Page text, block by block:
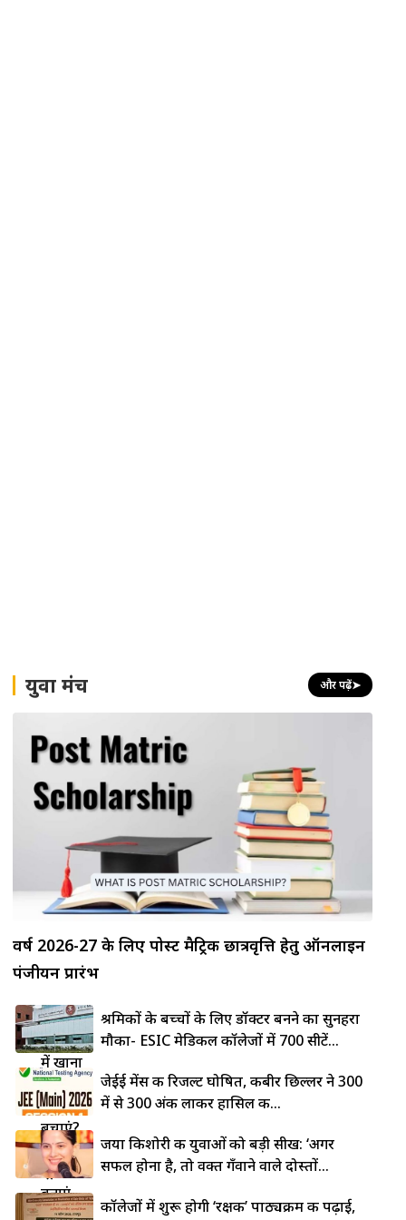
लोहे की
कड़ाही
में खाना
चिपकने
से कैसे
बचाएं?
5 देसी
ट्रिक्स से
बनाएं
नॉन-
युवा मंच और पढ़ें➤
वर्ष 2026-27 के लिए पोस्ट मैट्रिक छात्रवृत्ति हेतु ऑनलाइन
पंजीयन प्रारंभ
श्रमिकों के बच्चों के लिए डॉक्टर बनने का सुनहरा
मौका- ESIC मेडिकल कॉलेजों में 700 सीटें...
जेईई मेंस की रिजल्ट घोषित, कबीर छिल्लर ने 300
में से 300 अंक लाकर हासिल की...
जया किशोरी की युवाओं को बड़ी सीख: ‘अगर
सफल होना है, तो वक्त गँवाने वाले दोस्तों...
कॉलेजों में शुरू होगी ‘रक्षक’ पाठ्यक्रम की पढ़ाई,